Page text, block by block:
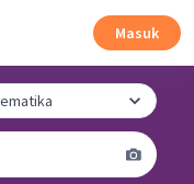
Masuk